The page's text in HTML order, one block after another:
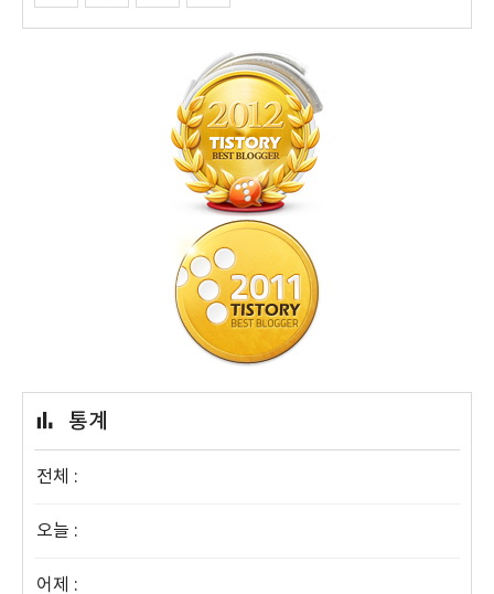
통계
전체 :
오늘 :
어제 :